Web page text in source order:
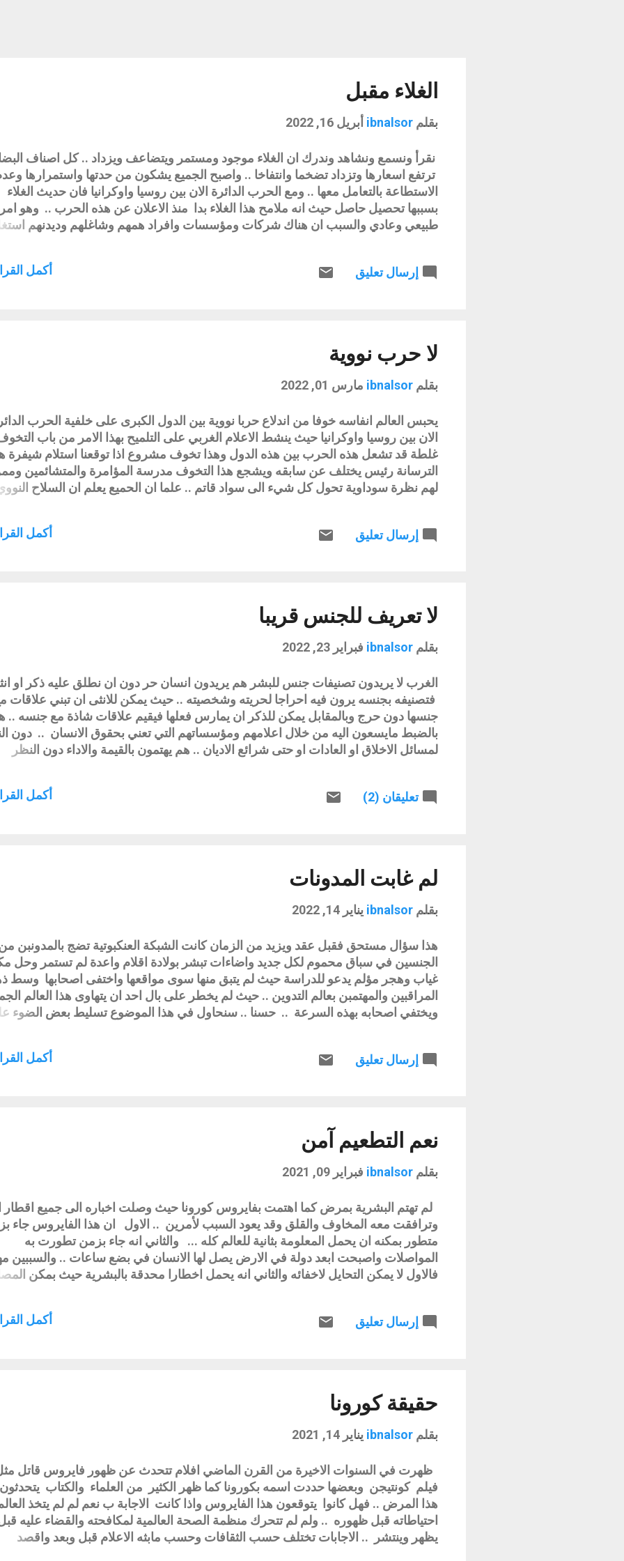
الغلاء مقبل
بقلم ibnalsor أبريل 16, 2022
نقرأ ونسمع ونشاهد وندرك ان الغلاء موجود ومستمر ويتضاعف ويزداد .. كل اصناف
ترتفع اسعارها وتزداد تضخما وانتفاخا .. واصبح الجميع يشكون من حدتها واستمرارها
الاستطاعة بالتعامل معها .. ومع الحرب الدائرة الان بين روسيا واوكرانيا فان حديث الغلاء
بسببها تحصيل حاصل حيث انه ملامح هذا الغلاء بدا منذ الاعلان عن هذه الحرب .. وهو امر
طبيعي وعادي والسبب ان هناك شركات ومؤسسات وافراد همهم وشاغلهم وديدنهم
لصالحهم لا يهمهم المصيبة والكارثة ولكن همهم جيب الانسان وفلوسه .. وحتى نكون
وصادقين فان الغلاء الاشد والأمّر مقبل .. لان هذه الشركات الكبرى التي يسيل لعابها
يمكننا الاستغناء عنهم او مقاطعتهم الا مايسر منها ...
إرسال تعليق أكمل
لا حرب نووية
بقلم ibnalsor مارس 01, 2022
يحبس العالم انفاسه خوفا من اندلاع حربا نووية بين الدول الكبرى على خلفية الحرب
الان بين روسيا واوكرانيا حيث ينشط الاعلام الغربي على التلميح بهذا الامر من باب
غلطة قد تشعل هذه الحرب بين هذه الدول وهذا تخوف مشروع اذا توقعنا استلام شيفرة
الترسانة رئيس يختلف عن سابقه ويشجع هذا التخوف مدرسة المؤامرة والمتشائمين
لهم نظرة سوداوية تحول كل شيء الى سواد قاتم .. علما ان الحميع يعلم ان السلاح
ان بينهم معاهدات واتفاقات دولية تمنع حدوث مثل هذه الحرب المدمرة فهذه الدول
التي تمتلكه تعلم يقينا ان لا منتصر في هذه الحرب ان قامت وبالطبع لن تقوم وان هذه
بتكرار هذه الاسطوانة البغي...
إرسال تعليق أكمل
لا تعريف للجنس قريبا
بقلم ibnalsor فبراير 23, 2022
الغرب لا يريدون تصنيفات جنس للبشر هم يريدون انسان حر دون ان نطلق عليه ذكر او
فتصنيفه بجنسه يرون فيه احراجا لحريته وشخصيته .. حيث يمكن للانثى ان تبني علاقات
جنسها دون حرج وبالمقابل يمكن للذكر ان يمارس فعلها فيقيم علاقات شاذة مع جنسه ..
بالضبط مايسعون اليه من خلال اعلامهم ومؤسساتهم التي تعني بحقوق الانسان .. دون
لمسائل الاخلاق او العادات او حتى شرائع الاديان .. هم يهتمون بالقيمة والاداء دون النظر
صالح ممكن الثقة به وتقبله والتعامل معه اذن المشكلة معهم ليست كما نراها نحن فهي
عندهم فلسفة اجتماع وتعني التزام باحترام هذه الفئة وعدم التدخل بحريتها الشخصية
ردات الفعل المتشنجة او الكتابات التي بها...
تعليقان (2) أكمل
لم غابت المدونات
بقلم ibnalsor يناير 14, 2022
هذا سؤال مستحق فقبل عقد ويزيد من الزمان كانت الشبكة العنكبوتية تضج بالمدونبن
الجنسين في سباق محموم لكل جديد واضاءات تبشر بولادة اقلام واعدة لم تستمر وحل
غياب وهجر مؤلم يدعو للدراسة حيث لم يتبق منها سوى مواقعها واختفى اصحابها وسط
المراقبين والمهتمبن بعالم التدوين .. حيث لم يخطر على بال احد ان يتهاوى هذا العالم
ويختفي اصحابه بهذه السرعة .. حسنا .. سنحاول في هذا الموضوع تسليط بعض الضوء
هذه الاقلام الجميلة بالهجرة لمواقع وتطبيقات مختلفة لا يبتعد كثيرا عن شقين اساسين :
يتعلق بالمدونبن الذي عمد بعضهم باستغلال هذي المدونات وتجيبرها لاهدافه ومواقفه
حيث يعمد الكثير من المدوني...
إرسال تعليق أكمل
نعم التطعيم آمن
بقلم ibnalsor فبراير 09, 2021
لم تهتم البشرية بمرض كما اهتمت بفايروس كورونا حيث وصلت اخباره الى جميع اقطار
وترافقت معه المخاوف والقلق وقد يعود السبب لأمرين .. الاول ان هذا الفايروس جاء
متطور بمكنه ان يحمل المعلومة بثانية للعالم كله ... والثاني انه جاء بزمن تطورت به
المواصلات واصبحت ابعد دولة في الارض يصل لها الانسان في بضع ساعات .. والسببين
فالاول لا يمكن التحايل لاخفائه والثاني انه يحمل اخطارا محدقة بالبشرية حيث بمكن
مرضا سريع الانتشار وقاتل والجواب ان البشرية عانت عبر تاريخها الطويل من امراض
تنهي الحياة بساعات من الاصابة وبعضها انتهت ولم تعد موجودة وبعضها لا نعرفها ولم تصل
.. وحبن يتفاجأ بسماع مهول ع...
إرسال تعليق أكمل
حقيقة كورونا
بقلم ibnalsor يناير 14, 2021
ظهرت في السنوات الاخيرة من القرن الماضي افلام تتحدث عن ظهور فايروس قاتل
فيلم كونتيجن وبعضها حددت اسمه بكورونا كما ظهر الكثير من العلماء والكتاب
هذا المرض .. فهل كانوا يتوقعون هذا الفايروس واذا كانت الاجابة ب نعم لم لم يتخذ
احتياطاته قبل ظهوره .. ولم لم تتحرك منظمة الصحة العالمية لمكافحته والقضاء عليه
يظهر وينتشر .. الاجابات تختلف حسب الثقافات وحسب مابثه الاعلام قبل وبعد واقصد